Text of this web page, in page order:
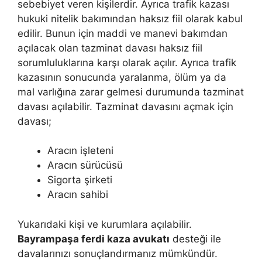
sebebiyet veren kişilerdir. Ayrıca trafik kazası
hukuki nitelik bakımından haksız fiil olarak kabul
edilir. Bunun için maddi ve manevi bakımdan
açılacak olan tazminat davası haksız fiil
sorumluluklarına karşı olarak açılır. Ayrıca trafik
kazasının sonucunda yaralanma, ölüm ya da
mal varlığına zarar gelmesi durumunda tazminat
davası açılabilir. Tazminat davasını açmak için
davası;
Aracın işleteni
Aracın sürücüsü
Sigorta şirketi
Aracın sahibi
Yukarıdaki kişi ve kurumlara açılabilir.
Bayrampaşa ferdi kaza avukatı desteği ile
davalarınızı sonuçlandırmanız mümkündür.